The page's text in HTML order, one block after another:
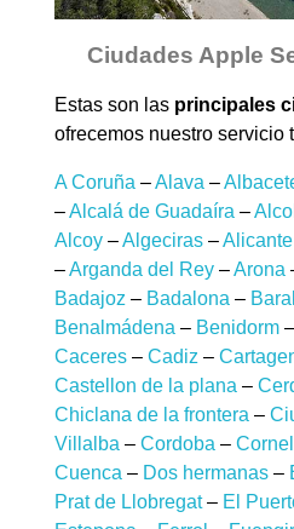
Ciudades Apple
Estas son las principales
ofrecemos nuestro servicio
A Coruña –Alava –
–Alcalá de Guadaíra –
Alcoy –Algeciras –Alicante
–Arganda del Rey –Arona
Badajoz – Badalona –
Benalmádena – Benidorm –
Caceres – Cadiz –
Castellon de la plana –
Chiclana de la frontera –
Villalba – Cordoba –
Cuenca – Dos hermanas –
Prat de Llobregat– El